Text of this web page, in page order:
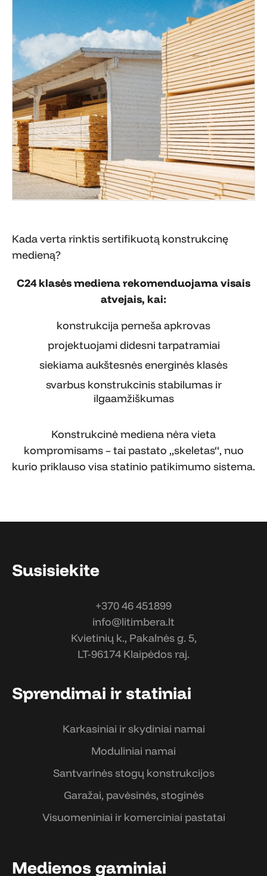
Kada verta rinktis sertifikuotą konstrukcinę
medieną?
C24 klasės mediena rekomenduojama visais
atvejais, kai:
konstrukcija perneša apkrovas
projektuojami didesni tarpatramiai
siekiama aukštesnės energinės klasės
svarbus konstrukcinis stabilumas ir
ilgaamžiškumas
Konstrukcinė mediena nėra vieta
kompromisams – tai pastato „skeletas“, nuo
kurio priklauso visa statinio patikimumo sistema.
Susisiekite
+370 46 451899
info@litimbera.lt
Kvietinių k., Pakalnės g. 5,
LT-96174 Klaipėdos raj.
Sprendimai ir statiniai
Karkasiniai ir skydiniai namai
Moduliniai namai
Santvarinės stogų konstrukcijos
Garažai, pavėsinės, stoginės
Visuomeniniai ir komerciniai pastatai
Medienos gaminiai